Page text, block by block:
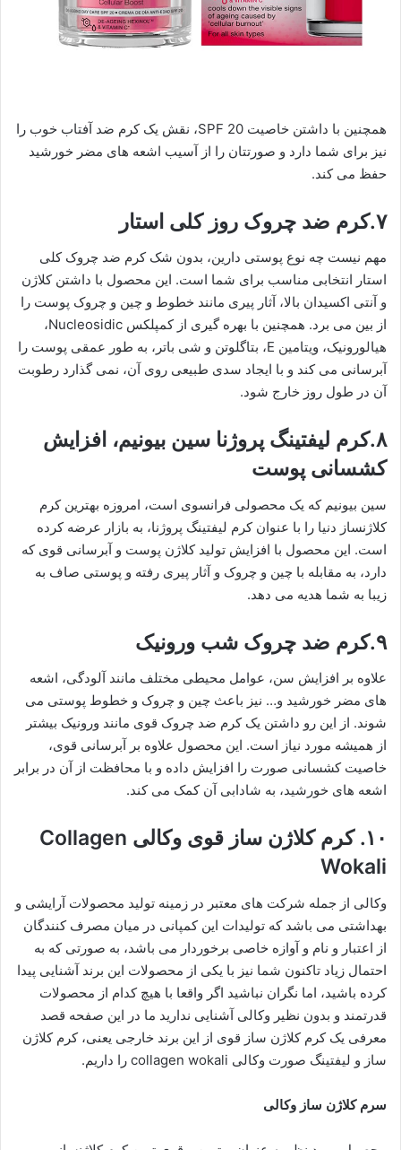
همچنین با داشتن خاصیت SPF 20، نقش یک کرم ضد آفتاب خوب را
نیز برای شما دارد و صورتتان را از آسیب اشعه های مضر خورشید
حفظ می کند.
۷.کرم ضد چروک روز کلی استار
مهم نیست چه نوع پوستی دارین، بدون شک کرم ضد چروک کلی
استار انتخابی مناسب برای شما است. این محصول با داشتن کلاژن
و آنتی اکسیدان بالا، آثار پیری مانند خطوط و چین و چروک پوست را
از بین می برد. همچنین با بهره گیری از کمپلکس Nucleosidic،
هیالورونیک، ویتامین E، بتاگلوتن و شی باتر، به طور عمقی پوست را
آبرسانی می کند و با ایجاد سدی طبیعی روی آن، نمی گذارد رطوبت
آن در طول روز خارج شود.
۸.کرم لیفتینگ پروژنا سین بیونیم، افزایش
کشسانی پوست
سین بیونیم که یک محصولی فرانسوی است، امروزه بهترین کرم
کلاژنساز دنیا را با عنوان کرم لیفتینگ پروژنا، به بازار عرضه کرده
است. این محصول با افزایش تولید کلاژن پوست و آبرسانی قوی که
دارد، به مقابله با چین و چروک و آثار پیری رفته و پوستی صاف به
زیبا به شما هدیه می دهد.
۹.کرم ضد چروک شب ورونیک
علاوه بر افزایش سن، عوامل محیطی مختلف مانند آلودگی، اشعه
های مضر خورشید و… نیز باعث چین و چروک و خطوط پوستی می
شوند. از این رو داشتن یک کرم ضد چروک قوی مانند ورونیک بیشتر
از همیشه مورد نیاز است. این محصول علاوه بر آبرسانی قوی،
خاصیت کشسانی صورت را افزایش داده و با محافظت از آن در برابر
اشعه های خورشید، به شادابی آن کمک می کند.
۱۰. کرم کلاژن ساز قوی وکالی Collagen
Wokali
وکالی از جمله شرکت های معتبر در زمینه تولید محصولات آرایشی و
بهداشتی می باشد که تولیدات این کمپانی در میان مصرف کنندگان
از اعتبار و نام و آوازه خاصی برخوردار می باشد، به صورتی که به
احتمال زیاد تاکنون شما نیز با یکی از محصولات این برند آشنایی پیدا
کرده باشید، اما نگران نباشید اگر واقعا با هیچ کدام از محصولات
قدرتمند و بدون نظیر وکالی آشنایی ندارید ما در این صفحه قصد
معرفی یک کرم کلاژن ساز قوی از این برند خارجی یعنی، کرم کلاژن
ساز و لیفتینگ صورت وکالی collagen wokali را داریم.
سرم کلاژن ساز وکالی